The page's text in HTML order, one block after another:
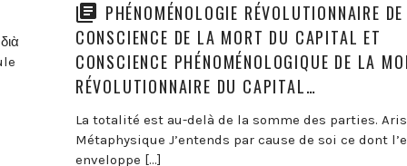
PHÉNOMÉNOLOGIE RÉVOLUTIONNAIRE
CONSCIENCE DE LA MORT DU CAPITAL ET
CONSCIENCE PHÉNOMÉNOLOGIQUE DE LA
RÉVOLUTIONNAIRE DU CAPITAL…
La totalité est au-delà de la somme des parties.
Métaphysique J’entends par cause de soi ce dont
enveloppe […]